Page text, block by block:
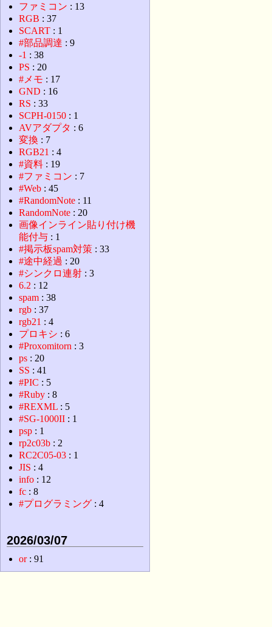
ファミコン : 13
RGB : 37
SCART : 1
#部品調達 : 9
-1 : 38
PS : 20
#メモ : 17
GND : 16
RS : 33
SCPH-0150 : 1
AVアダプタ : 6
変換 : 7
RGB21 : 4
#資料 : 19
#ファミコン : 7
#Web : 45
#RandomNote : 11
RandomNote : 20
画像インライン貼り付け機
能付与 : 1
#掲示板spam対策 : 33
#途中経過 : 20
#シンクロ連射 : 3
6.2 : 12
spam : 38
rgb : 37
rgb21 : 4
プロキシ : 6
#Proxomitorn : 3
ps : 20
SS : 41
#PIC : 5
#Ruby : 8
#REXML : 5
#SG-1000II : 1
psp : 1
rp2c03b : 2
RC2C05-03 : 1
JIS : 4
info : 12
fc : 8
#プログラミング : 4
2026/03/07
or: 91